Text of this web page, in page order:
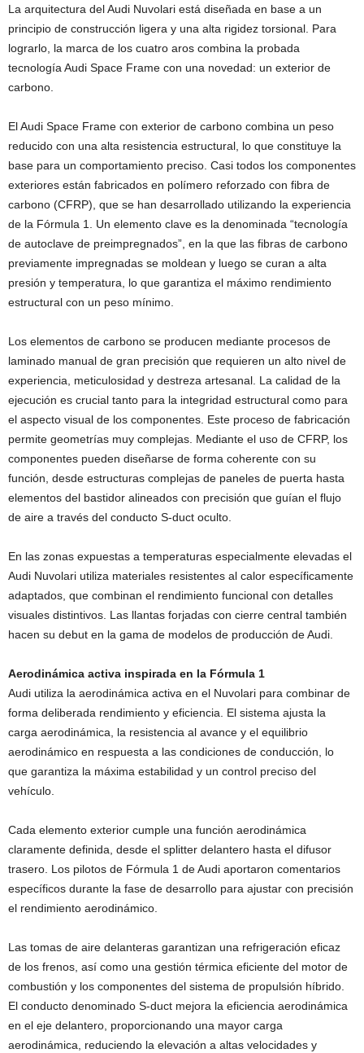
La arquitectura del Audi Nuvolari está diseñada en base a un
principio de construcción ligera y una alta rigidez torsional. Para
lograrlo, la marca de los cuatro aros combina la probada
tecnología Audi Space Frame con una novedad: un exterior de
carbono.
El Audi Space Frame con exterior de carbono combina un peso
reducido con una alta resistencia estructural, lo que constituye la
base para un comportamiento preciso. Casi todos los componentes
exteriores están fabricados en polímero reforzado con fibra de
carbono (CFRP), que se han desarrollado utilizando la experiencia
de la Fórmula 1. Un elemento clave es la denominada “tecnología
de autoclave de preimpregnados”, en la que las fibras de carbono
previamente impregnadas se moldean y luego se curan a alta
presión y temperatura, lo que garantiza el máximo rendimiento
estructural con un peso mínimo.
Los elementos de carbono se producen mediante procesos de
laminado manual de gran precisión que requieren un alto nivel de
experiencia, meticulosidad y destreza artesanal. La calidad de la
ejecución es crucial tanto para la integridad estructural como para
el aspecto visual de los componentes. Este proceso de fabricación
permite geometrías muy complejas. Mediante el uso de CFRP, los
componentes pueden diseñarse de forma coherente con su
función, desde estructuras complejas de paneles de puerta hasta
elementos del bastidor alineados con precisión que guían el flujo
de aire a través del conducto S-duct oculto.
En las zonas expuestas a temperaturas especialmente elevadas el
Audi Nuvolari utiliza materiales resistentes al calor específicamente
adaptados, que combinan el rendimiento funcional con detalles
visuales distintivos. Las llantas forjadas con cierre central también
hacen su debut en la gama de modelos de producción de Audi.
Aerodinámica activa inspirada en la Fórmula 1
Audi utiliza la aerodinámica activa en el Nuvolari para combinar de
forma deliberada rendimiento y eficiencia. El sistema ajusta la
carga aerodinámica, la resistencia al avance y el equilibrio
aerodinámico en respuesta a las condiciones de conducción, lo
que garantiza la máxima estabilidad y un control preciso del
vehículo.
Cada elemento exterior cumple una función aerodinámica
claramente definida, desde el splitter delantero hasta el difusor
trasero. Los pilotos de Fórmula 1 de Audi aportaron comentarios
específicos durante la fase de desarrollo para ajustar con precisión
el rendimiento aerodinámico.
Las tomas de aire delanteras garantizan una refrigeración eficaz
de los frenos, así como una gestión térmica eficiente del motor de
combustión y los componentes del sistema de propulsión híbrido.
El conducto denominado S-duct mejora la eficiencia aerodinámica
en el eje delantero, proporcionando una mayor carga
aerodinámica, reduciendo la elevación a altas velocidades y